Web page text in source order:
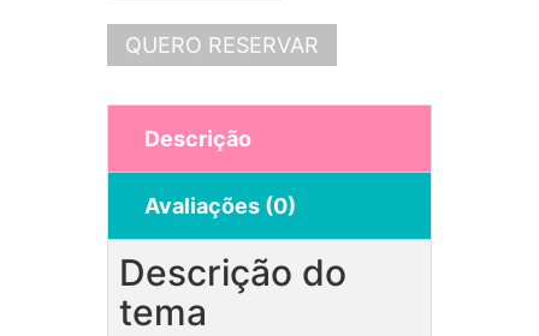
QUERO RESERVAR
Descrição
Avaliações (0)
Descrição do
tema